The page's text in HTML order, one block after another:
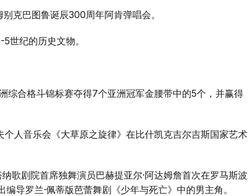
克巴图鲁诞辰300周年阿肯弹唱会。
世纪的历史文物。
综合格斗锦标赛夺得7个亚洲冠军金腰带中的5个，并赢得
人音乐会《大草原之旋律》在比什凯克吉尔吉斯国家艺术
歌剧院首席独舞演员巴赫提亚尔·阿达姆詹首次在罗马斯波
导罗兰·佩蒂版芭蕾舞剧《少年与死亡》中的男主角。